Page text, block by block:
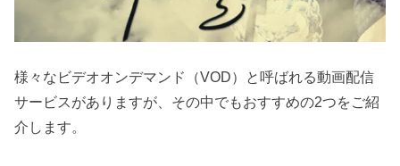
様々なビデオオンデマンド（VOD）と呼ばれる動画配信
サービスがありますが、その中でもおすすめの2つをご紹
介します。